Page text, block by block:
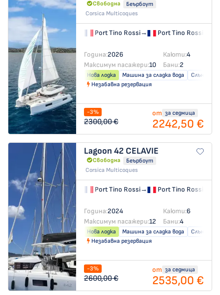
Свободна
Беърбоут
Corsica Multicoques
Port Tino Rossi→ Port Tino Rossi
Година:2026 Каюти:4
Максимум пасажери:10 Бани:2
Нова лодка Машина за сладка вода
Слънчеви
Незабавна резервация
-3%
2300,00 €
от за седмица
2242,50 €
Lagoon 42 CELAVIE
Свободна
Беърбоут
Corsica Multicoques
Port Tino Rossi→ Port Tino Rossi
Година:2024 Каюти:6
Максимум пасажери:12 Бани:4
Нова лодка Машина за сладка вода
Слънчеви
Незабавна резервация
-3%
2600,00 €
от за седмица
2535,00 €